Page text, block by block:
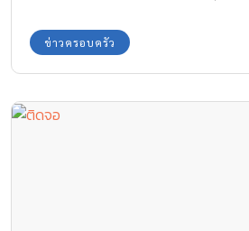
ลงแดงข่าวครอบครัว